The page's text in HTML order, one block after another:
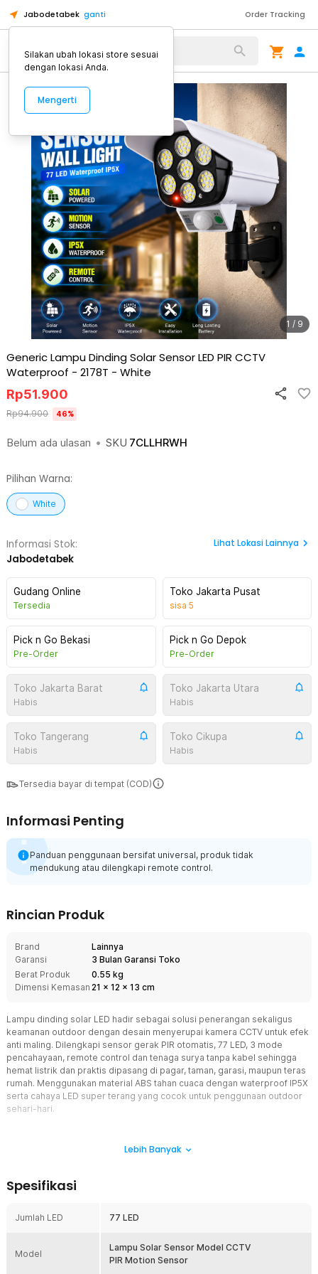
Jabodetabek ganti Order Tracking
Alat Kopi
1 / 9
Generic Lampu Dinding Solar Sensor LED PIR CCTV
Waterproof - 2178T - White
Belum ada ulasan • SKU 7CLLHRWH
Rp51.900
Rp94.900 46%
Pilihan Warna:
White
Informasi Stok:
Jabodetabek
Lihat Lokasi Lainnya
Gudang Online
Tersedia
Toko Jakarta Pusat
sisa 5
Pick n Go Bekasi
Pre-Order
Pick n Go Depok
Pre-Order
Toko Jakarta Barat
Habis
Toko Jakarta Utara
Habis
Toko Tangerang
Habis
Toko Cikupa
Habis
Tersedia bayar di tempat (COD)
Informasi Penting
Panduan penggunaan bersifat universal, produk tidak
mendukung atau dilengkapi remote control.
Rincian Produk
Brand
Lainnya
Garansi
3 Bulan Garansi Toko
Berat Produk
0.55 kg
Dimensi Kemasan 21 x 12 x 13 cm
Lampu dinding solar LED hadir sebagai solusi penerangan sekaligus
keamanan outdoor dengan desain menyerupai kamera CCTV untuk efek
anti maling. Dilengkapi sensor gerak PIR otomatis, 77 LED, 3 mode
pencahayaan, remote control dan tenaga surya tanpa kabel sehingga
hemat listrik dan praktis dipasang di pagar, taman, garasi, maupun teras
rumah. Menggunakan material ABS tahan cuaca dengan waterproof IP5X
serta cahaya LED super terang yang cocok untuk penggunaan outdoor
sehari-hari.
sungguhan sehingga memberikan efek psikologis yang membuat
indikator merah berkedip semakin memperkuat tampilan layaknya
biaya instalasi CCTV mahal.
Lebih Banyak
Spesifikasi
Jumlah LED 77 LED
Model
Lampu Solar Sensor Model CCTV
PIR Motion Sensor
Silakan ubah lokasi store sesuai
dengan lokasi Anda.
Mengerti